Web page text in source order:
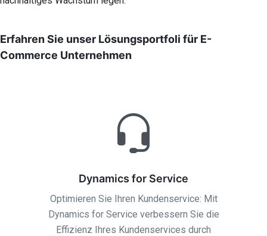
Erfahren Sie unser Lösungsportfoli für E-
Commerce Unternehmen
Dynamics for Service
Optimieren Sie Ihren Kundenservice: Mit
Dynamics for Service verbessern Sie die
Effizienz Ihres Kundenservices durch